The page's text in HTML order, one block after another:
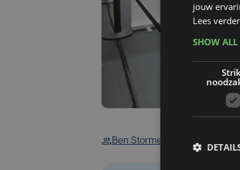
Ben Storme
jouw
Lees verder
SHOW ALL